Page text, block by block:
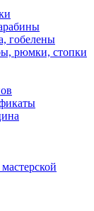
гобелены
рюмки, стопки